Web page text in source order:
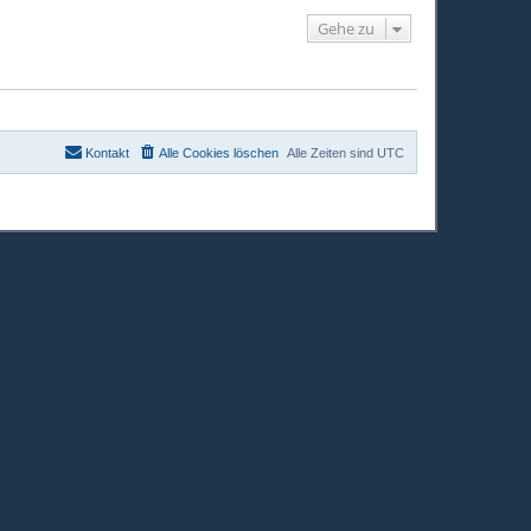
Gehe zu
Alle Zeiten sind UTC
Alle Cookies löschen
Kontakt